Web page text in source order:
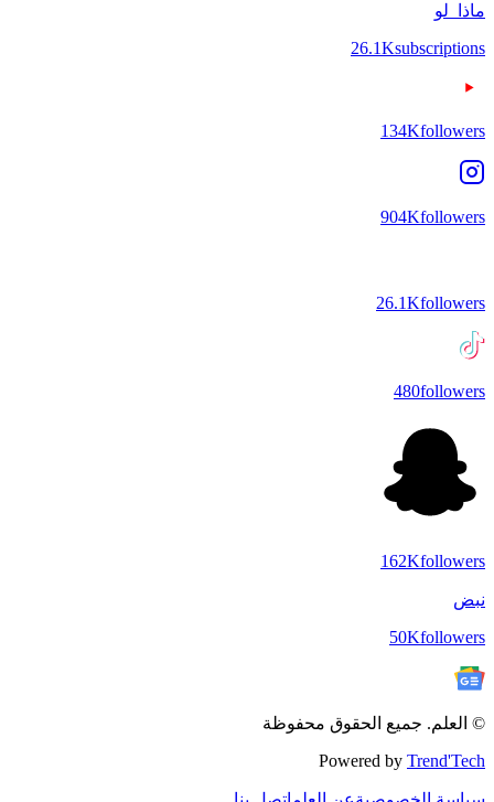
ماذا_لو
26.1Ksubscriptions
134Kfollowers
904Kfollowers
26.1Kfollowers
480followers
162Kfollowers
نبض
50Kfollowers
© العلم. جميع الحقوق محفوظة
Powered by Trend'Tech